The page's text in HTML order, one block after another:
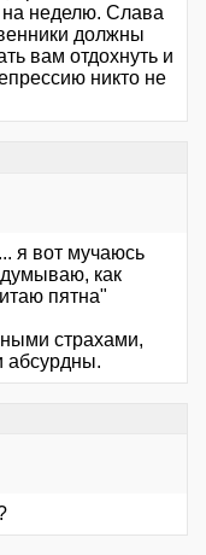
неделю. Слава
должны
вам отдохнуть и
никто не
я вот мучаюсь
как
пятна"
страхами,
абсурдны.